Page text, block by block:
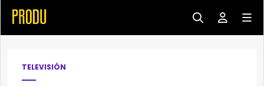
TELEVISIÓN